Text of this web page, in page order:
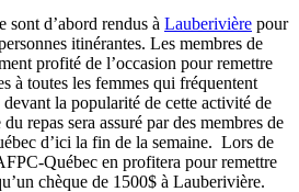
sont d’abord rendus à Lauberivière pour
itinérantes. Les membres de
profité de l’occasion pour remettre
à toutes les femmes qui fréquentent
devant la popularité de cette activité de
repas sera assuré par des membres de
d’ici la fin de la semaine. Lors de
Québec en profitera pour remettre
chèque de 1500$ à Lauberivière.